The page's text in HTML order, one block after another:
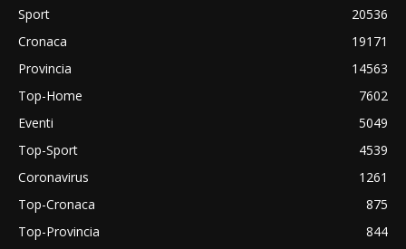
Sport
20536
Cronaca
19171
Provincia
14563
Top-Home
7602
Eventi
5049
Top-Sport
4539
Coronavirus
1261
Top-Cronaca
875
Top-Provincia
844